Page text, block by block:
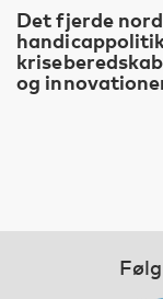
Det fjerde
og